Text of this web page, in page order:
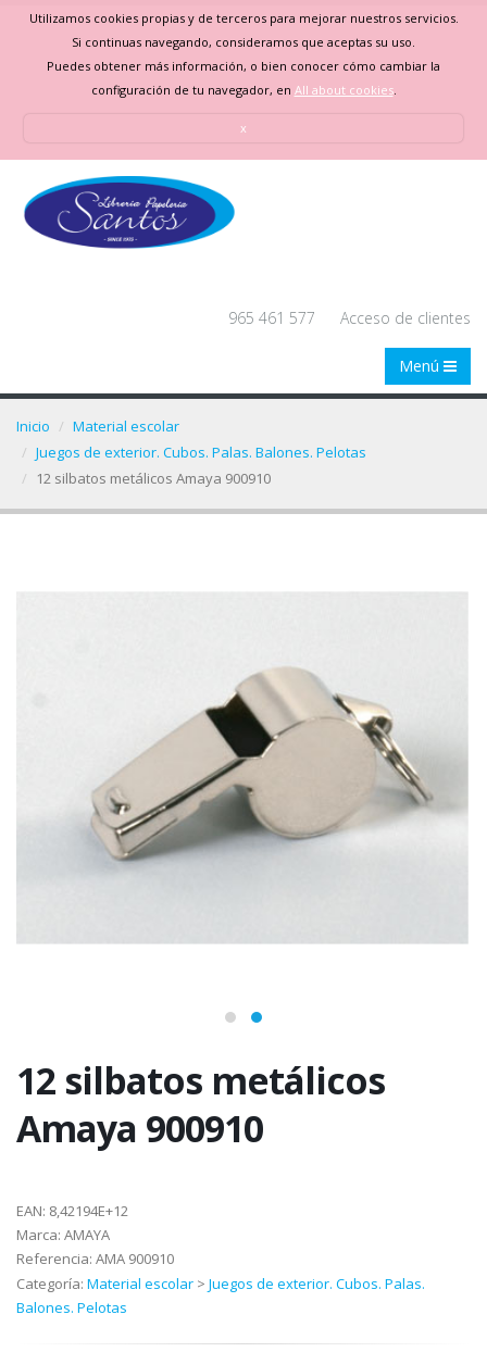
Utilizamos cookies propias y de terceros para mejorar nuestros servicios.
Si continuas navegando, consideramos que aceptas su uso.
Puedes obtener más información, o bien conocer cómo cambiar la
configuración de tu navegador, en All about cookies.
x
965 461 577 Acceso de clientes
Menú
Inicio
Material escolar
Juegos de exterior. Cubos. Palas. Balones. Pelotas
12 silbatos metálicos Amaya 900910
12 silbatos metálicos
Amaya 900910
EAN: 8,42194E+12
Marca: AMAYA
Referencia: AMA 900910
Categoría: Material escolar > Juegos de exterior. Cubos. Palas.
Balones. Pelotas